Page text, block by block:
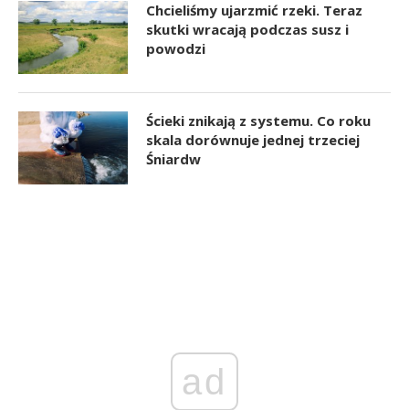
Chcieliśmy ujarzmić rzeki. Teraz
skutki wracają podczas susz i
powodzi
Ścieki znikają z systemu. Co roku
skala dorównuje jednej trzeciej
Śniardw
ad